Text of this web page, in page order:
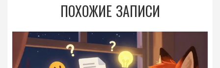
ПОХОЖИЕ ЗАПИСИ